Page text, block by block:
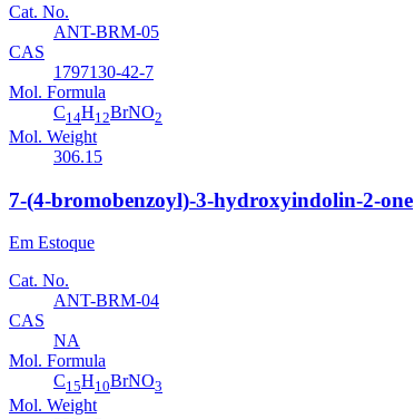
Cat. No.
ANT-BRM-05
CAS
1797130-42-7
Mol. Formula
C14H12BrNO2
Mol. Weight
306.15
7-(4-bromobenzoyl)-3-hydroxyindolin-2-one
Em Estoque
Cat. No.
ANT-BRM-04
CAS
NA
Mol. Formula
C15H10BrNO3
Mol. Weight